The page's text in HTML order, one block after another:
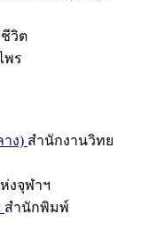
วิต
ร
ง) สำนักงานวิทย
งจุฬาฯ
สำนักพิมพ์